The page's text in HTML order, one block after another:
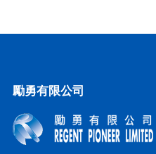
勵勇有限公司